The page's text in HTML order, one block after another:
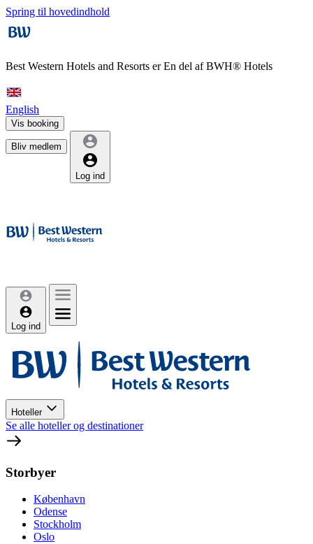
Spring til hovedindhold
Best Western Hotels and Resorts erEn del af BWH® Hotels
English
Vis booking
Bliv medlem
Log ind
Log ind
Hoteller
Se alle hoteller og destinationer
Storbyer
København
Odense
Stockholm
Oslo